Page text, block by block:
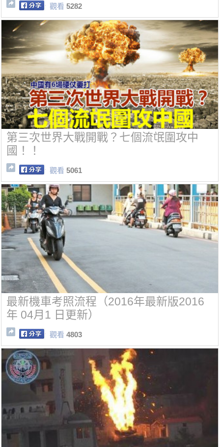
觀看 5282
第三次世界大戰開戰？七個流氓圍攻中
國！！
觀看 5061
最新機車考照流程（2016年最新版2016
年 04月1 日更新）
觀看 4803